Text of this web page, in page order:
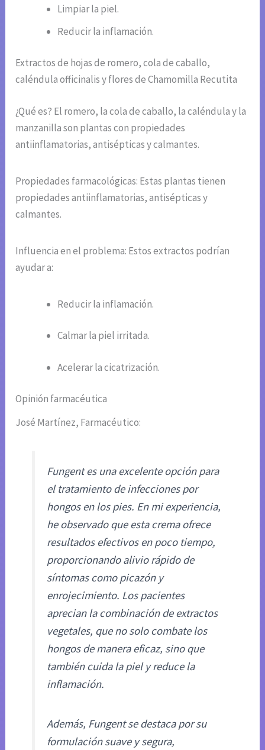
Limpiar la piel.
Reducir la inflamación.
Extractos de hojas de romero, cola de caballo,
caléndula officinalis y flores de Chamomilla Recutita
¿Qué es? El romero, la cola de caballo, la caléndula y la
manzanilla son plantas con propiedades
antiinflamatorias, antisépticas y calmantes.
Propiedades farmacológicas: Estas plantas tienen
propiedades antiinflamatorias, antisépticas y
calmantes.
Influencia en el problema: Estos extractos podrían
ayudar a:
Reducir la inflamación.
Calmar la piel irritada.
Acelerar la cicatrización.
Opinión farmacéutica
José Martínez, Farmacéutico:
Fungent es una excelente opción para
el tratamiento de infecciones por
hongos en los pies. En mi experiencia,
he observado que esta crema ofrece
resultados efectivos en poco tiempo,
proporcionando alivio rápido de
síntomas como picazón y
enrojecimiento. Los pacientes
aprecian la combinación de extractos
vegetales, que no solo combate los
hongos de manera eficaz, sino que
también cuida la piel y reduce la
inflamación.
Además, Fungent se destaca por su
formulación suave y segura,